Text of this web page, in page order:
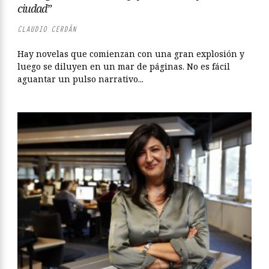
ciudad”
CLAUDIO CERDÁN
Hay novelas que comienzan con una gran explosión y
luego se diluyen en un mar de páginas. No es fácil
aguantar un pulso narrativo...